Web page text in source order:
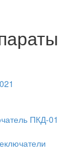
ПКД-01